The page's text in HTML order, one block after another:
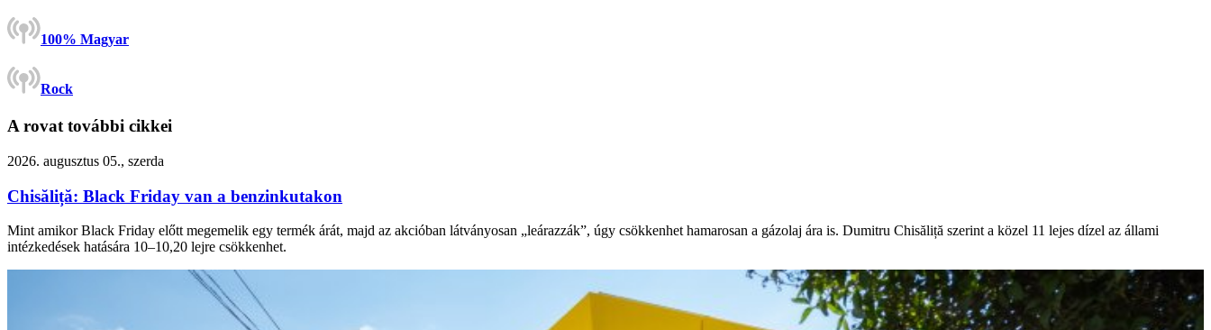
100% Magyar
Rock
A rovat további cikkei
2026. augusztus 05., szerda
Chisăliță: Black Friday van a benzinkutakon
Mint amikor Black Friday előtt megemelik egy termék árát, majd az akcióban látványosan „leárazzák”, úgy csökkenhet hamarosan a gázolaj ára is. Dumitru Chisăliță szerint a közel 11 lejes dízel az állami
intézkedések hatására 10–10,20 lejre csökkenhet.